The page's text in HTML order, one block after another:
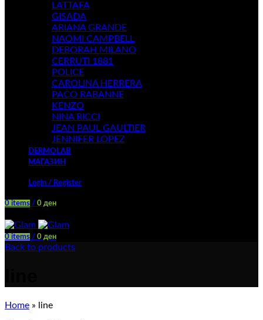
LATTAFA
GISADA
ARIANA GRANDE
NAOMI CAMPBELL
DEBORAH MILANO
CERRUTI 1881
POLICE
CAROLINA HERRERA
PACO RABANNE
KENZO
NINA RICCI
JEAN PAUL GAULTIER
JENNIFER LOPEZ
DERMOLAB
МАГАЗИН
Login / Register
0 items / 0 ден
0 items / 0 ден
Back to products
Home » line